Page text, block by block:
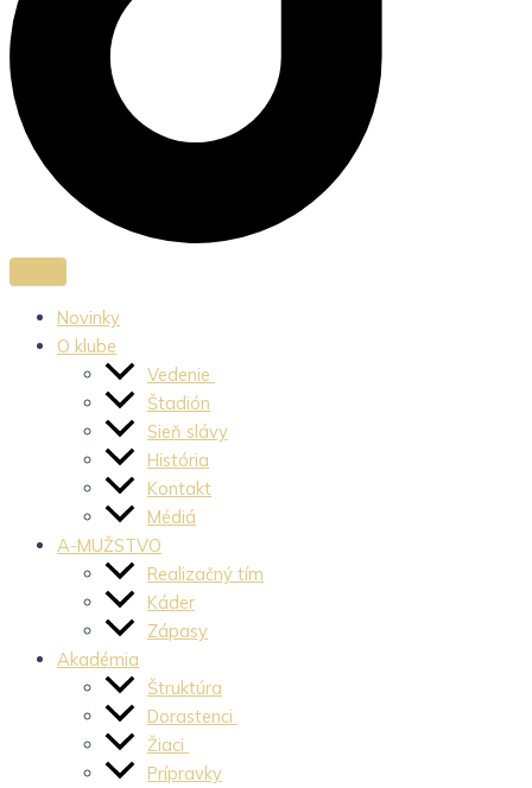
Novinky
O klube
Vedenie
Štadión
Sieň slávy
História
Kontakt
Médiá
A-MUŽSTVO
Realizačný tím
Káder
Zápasy
Akadémia
Štruktúra
Dorastenci
Žiaci
Prípravky